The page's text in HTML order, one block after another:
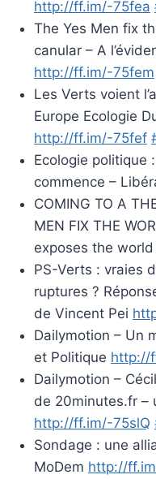
http://ff.im/-75fea
The Yes Men fix
canular – A
http://ff.im/-75fem
Les Verts voient
Europe Ecologie
http://ff.im/-75fef
Ecologie politique
commence –
COMING TO A
MEN FIX THE
exposes the
PS-Verts : vraies
ruptures ?
de Vincent Pei
Dailymotion – Un
et Politique http://
Dailymotion –
de 20minutes.fr –
http://ff.im/-75slQ
Sondage : une
MoDem http://